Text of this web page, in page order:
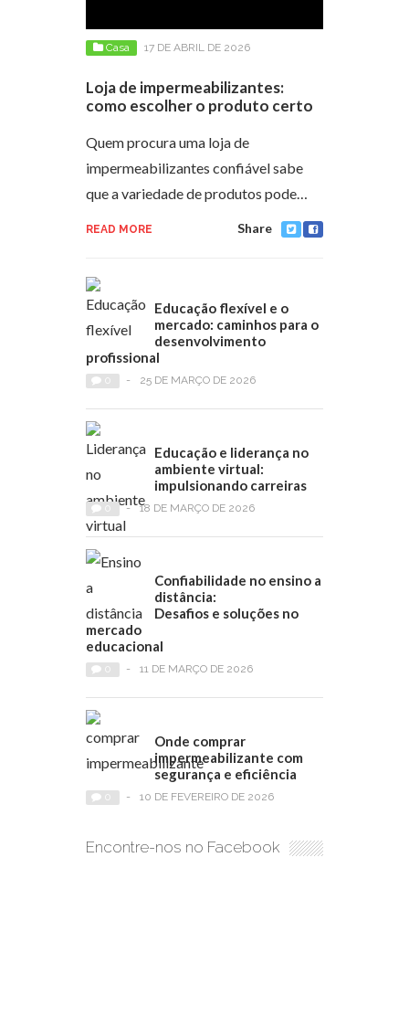
Casa 17 DE ABRIL DE 2026
Loja de impermeabilizantes:
como escolher o produto certo
Quem procura uma loja de
impermeabilizantes confiável sabe
que a variedade de produtos pode…
READ MORE Share
Educação flexível e o
mercado: caminhos para o
desenvolvimento
profissional
- 25 DE MARÇO DE 2026
Educação e liderança no
ambiente virtual:
impulsionando carreiras
- 18 DE MARÇO DE 2026
Confiabilidade no ensino a
distância:
Desafios e soluções no
mercado
educacional
- 11 DE MARÇO DE 2026
Onde comprar
impermeabilizante com
segurança e eficiência
- 10 DE FEVEREIRO DE 2026
Encontre-nos no Facebook